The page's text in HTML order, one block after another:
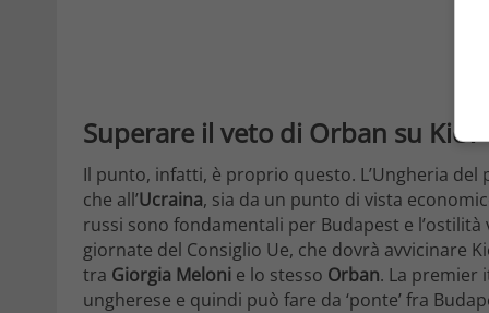
Superare il veto di Orban su Kiev
Il punto, infatti, è proprio questo. L’Ungheria del
che all’Ucraina, sia da un punto di vista
russi sono fondamentali per Budapest e
giornate del Consiglio Ue, che dovrà avvicinare
tra Giorgia Meloni e lo stesso Orban. La premier
ungherese e quindi può fare da ‘ponte’ fra